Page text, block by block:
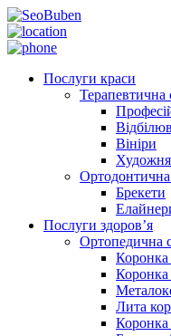
Послуги краси
Терапевтична
Вініри
Художня
Ортодонтична
Брекети
Послуги здоров’я
Ортопедична
Коронка
Коронка
Лита
Коронка